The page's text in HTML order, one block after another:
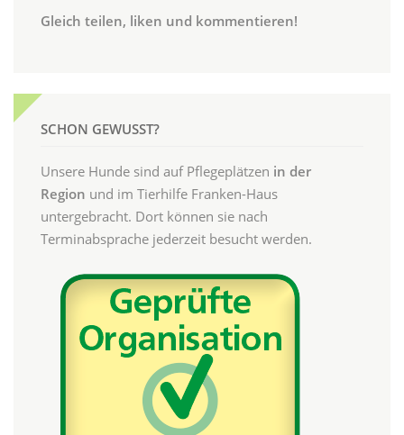
Gleich teilen, liken und kommentieren!
SCHON GEWUSST?
Unsere Hunde sind auf Pflegeplätzen in der
Region und im Tierhilfe Franken-Haus
untergebracht. Dort können sie nach
Terminabsprache jederzeit besucht werden.